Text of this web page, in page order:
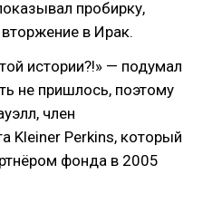
пробирку,
в Ирак.
истории?!» — подумал
не пришлось, поэтому
член
Kleiner Perkins, который
фонда в 2005